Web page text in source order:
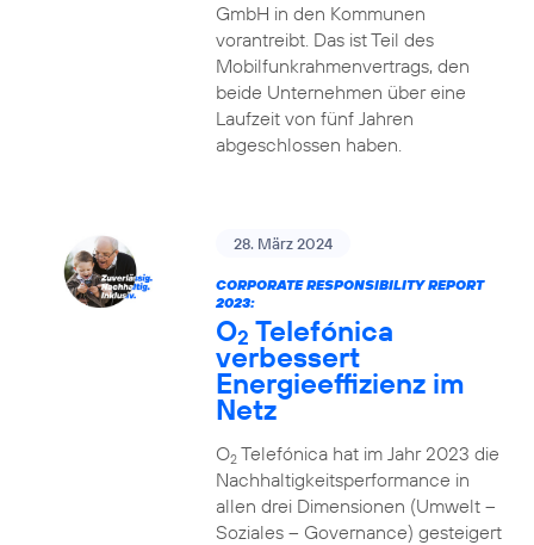
GmbH in den Kommunen
vorantreibt. Das ist Teil des
Mobilfunkrahmenvertrags, den
beide Unternehmen über eine
Laufzeit von fünf Jahren
abgeschlossen haben.
28. März 2024
CORPORATE RESPONSIBILITY REPORT
2023:
O2 Telefónica
verbessert
Energieeffizienz im
Netz
O2Telefónica hat im Jahr 2023 die
Nachhaltigkeitsperformance in
allen drei Dimensionen (Umwelt –
Soziales – Governance) gesteigert